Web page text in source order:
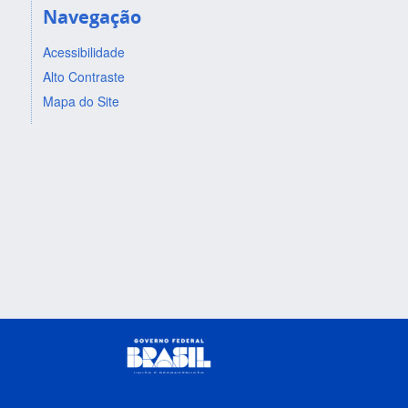
Navegação
Acessibilidade
Alto Contraste
Mapa do Site